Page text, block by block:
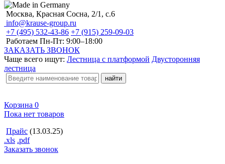
Москва, Красная Сосна, 2/1, с.6
info@krause-group.ru
+7 (495) 532-43-86 +7 (915) 259-09-03
Работаем Пн-Пт: 9:00–18:00
ЗАКАЗАТЬ ЗВОНОК
Чаще всего ищут: Лестница с платформой Двусторонняя
лестница
Корзина 0
Пока нет товаров
Прайс (13.03.25)
.xls .pdf
Заказать звонок